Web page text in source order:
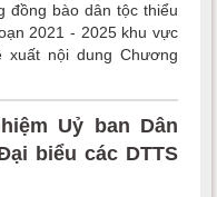
đồng bào dân tộc thiểu
2021 - 2025 khu vực
xuất nội dung Chương
Uỷ ban Dân
biểu các DTTS